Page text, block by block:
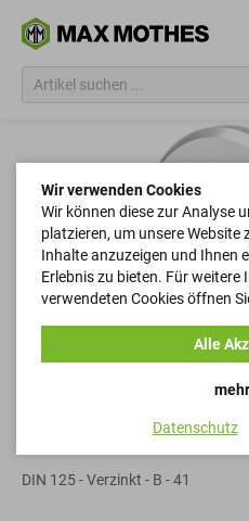
DIN 125 - Verzinkt - B - 41
Wir verwenden Cookies
Wir können diese zur Analyse
platzieren, um unsere Website
Inhalte anzuzeigen und Ihnen
Erlebnis zu bieten. Für
verwendeten Cookies öffnen
Alle
Datenschutz